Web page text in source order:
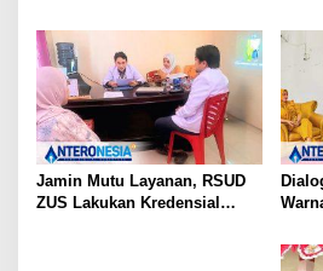
Evaluasi Petugas
Misteri
Jamin Mutu Layanan, RSUD
ZUS Lakukan Kredensial